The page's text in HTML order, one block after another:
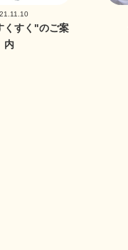
くすく"のご案
内